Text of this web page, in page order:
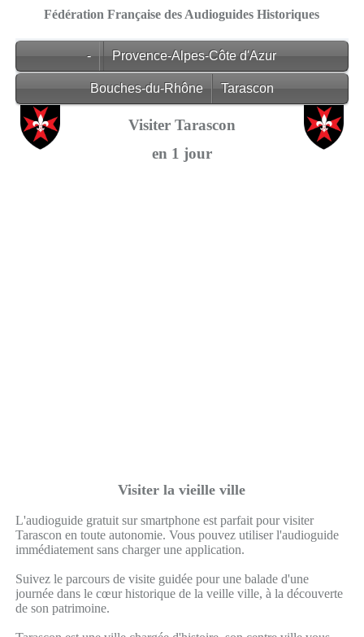
Fédération Française des Audioguides Historiques
- Provence-Alpes-Côte d'Azur
Bouches-du-Rhône Tarascon
Visiter Tarascon
en 1 jour
Visiter la vieille ville
L'audioguide gratuit sur smartphone est parfait pour visiter
Tarascon en toute autonomie. Vous pouvez utiliser l'audioguide
immédiatement sans charger une application.
Suivez le parcours de visite guidée pour une balade d'une
journée dans le cœur historique de la veille ville, à la découverte
de son patrimoine.